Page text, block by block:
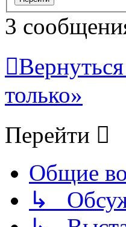
3
только»
Перейти
Общие
↳